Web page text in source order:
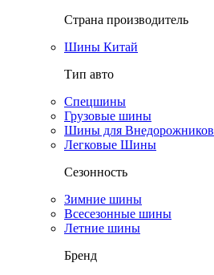
Страна производитель
Шины Китай
Тип авто
Спецшины
Грузовые шины
Шины для Внедорожников
Легковые Шины
Сезонность
Зимние шины
Всесезонные шины
Летние шины
Бренд